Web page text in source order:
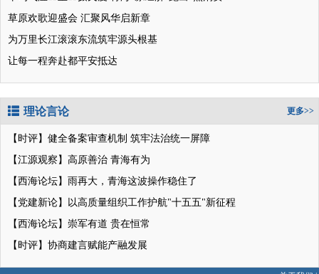
草原欢歌迎盛会 汇聚风华启新章
为万里长江滚滚东流筑牢源头根基
让每一程奔赴都平安抵达
理论言论 更多>>
【时评】健全备案审查机制 筑牢法治统一屏障
【江源观察】高原善治 青海有为
【西海论坛】雨再大，青海这波操作稳住了
【党建新论】以高质量组织工作护航"十五五"新征程
【西海论坛】崇军有道 贵在恒常
【时评】协商建言赋能产融发展